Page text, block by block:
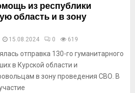
из республики
область и в зону
15.08.2024 0 619
отправка 130-го гуманитарного
в Курской области и
в зону проведения СВО. В